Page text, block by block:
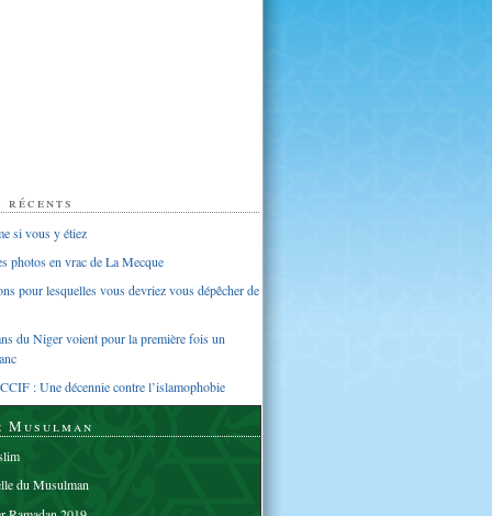
si vous y étiez
photos en vrac de La Mecque
pour lesquelles vous devriez vous dépêcher de
du Niger voient pour la première fois un
: Une décennie contre l’islamophobie
Musulman
du Musulman